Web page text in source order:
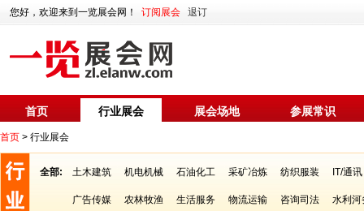
您好，欢迎来到一览展会网！ 订阅展会 退订
首页 行业展会 展会场地 参展常识
首页 > 行业展会
全部: 土木建筑 机电机械 石油化工 采矿冶炼 纺织服装 IT/通讯
广告传媒 农林牧渔 生活服务 物流运输 咨询司法 水利河